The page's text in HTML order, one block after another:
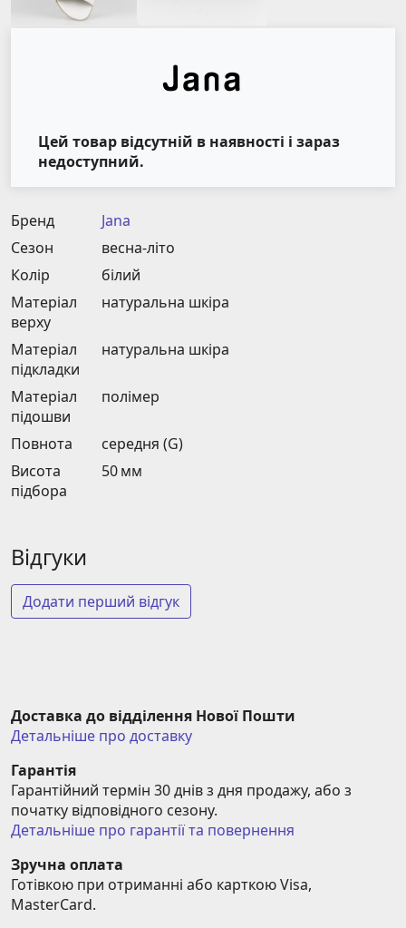
Цей товар відсутній в наявності і зараз
недоступний.
Бренд
Jana
Сезон
весна-літо
Колір
білий
Матеріал
верху
натуральна шкіра
Матеріал
підкладки
натуральна шкіра
Матеріал
підошви
полімер
Повнота
середня (G)
Висота
підбора
50 мм
Відгуки
Додати перший відгук
Доставка до відділення Нової Пошти
Детальніше про доставку
Гарантія
Гарантійний термін 30 днів з дня продажу, або з
початку відповідного сезону.
Детальніше про гарантії та повернення
Зручна оплата
Готівкою при отриманні або карткою Visa,
MasterCard.